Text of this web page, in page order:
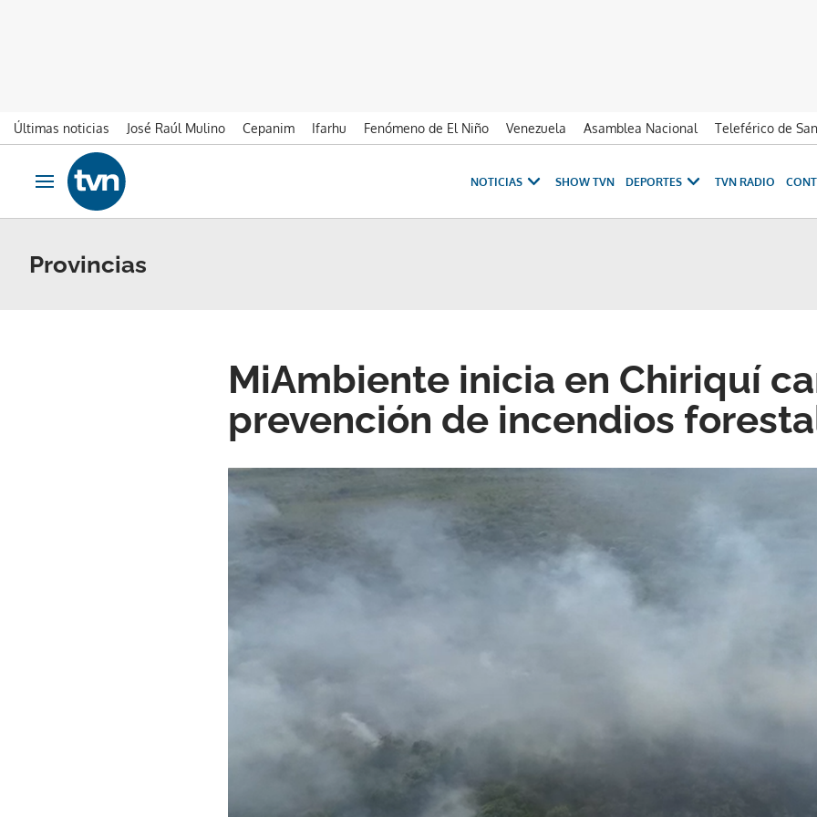
Últimas noticias José Raúl Mulino Cepanim Ifarhu Fenómeno de El Niño Venezuela Asamblea Nacional
Teleférico de
Ir al contenido
Obrir navegació
NOTICIAS SHOW TVN DEPORTES TVN RADIO
Provincias
MiAmbiente inicia en Chiriquí
prevención de incendios